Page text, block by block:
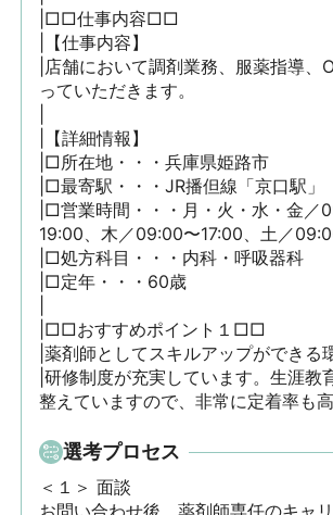
|□□仕事内容□□
|【仕事内容】
|店舗において調剤業務、服薬指導、
っていただきます。
|【詳細情報】
|□所在地・・・兵庫県姫路市
|□最寄駅・・・JR播但線「京口駅」
|□営業時間・・・月・火・水・金／
19:00、木／09:00〜17:00、土／
|□処方科目・・・内科・呼吸器科
|□定年・・・60歳
|□□おすすめポイント１□□
|薬剤師としてスキルアップができる
|研修制度が充実しています。生涯教
整えていますので、非常に定着率も高
選考プロセス
＜１＞ 面談
お問い合わせ後、薬剤師専任のキャ